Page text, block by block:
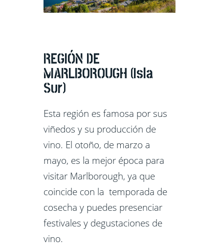
REGIÓN DE
MARLBOROUGH (Isla
Sur)
Esta región es famosa por sus
viñedos y su producción de
vino. El otoño, de marzo a
mayo, es la mejor época para
visitar Marlborough, ya que
coincide con la temporada de
cosecha y puedes presenciar
festivales y degustaciones de
vino.